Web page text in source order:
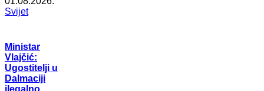
Svijet
Ministar
Vlajčić:
Ugostitelji u
Dalmaciji
ilegalno